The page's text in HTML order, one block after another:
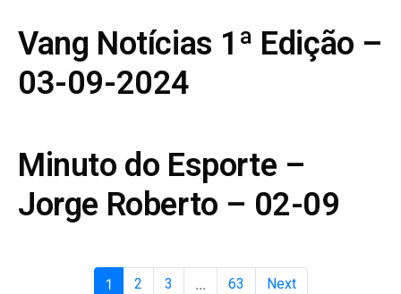
Vang Notícias 1ª Edição –
03-09-2024
Minuto do Esporte –
Jorge Roberto – 02-09
1 2 3 ... 63 Next